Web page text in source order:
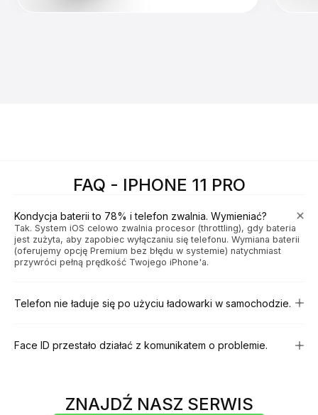
FAQ - IPHONE 11 PRO
Kondycja baterii to 78% i telefon zwalnia. Wymieniać?
Tak. System iOS celowo zwalnia procesor (throttling), gdy bateria
jest zużyta, aby zapobiec wyłączaniu się telefonu. Wymiana baterii
(oferujemy opcję Premium bez błędu w systemie) natychmiast
przywróci pełną prędkość Twojego iPhone'a.
Telefon nie ładuje się po użyciu ładowarki w samochodzie.
Face ID przestało działać z komunikatem o problemie.
ZNAJDŹ NASZ SERWIS